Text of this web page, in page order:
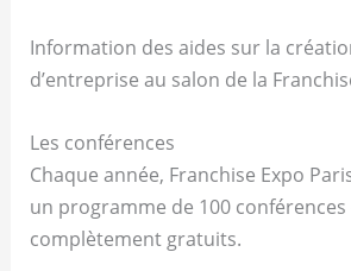
Information des aides sur la
d’entreprise au salon de la
Les conférences
Chaque année, Franchise Expo
un programme de 100
complètement gratuits.